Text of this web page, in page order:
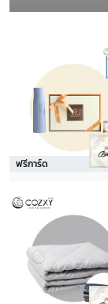
ฟรีการ์ด